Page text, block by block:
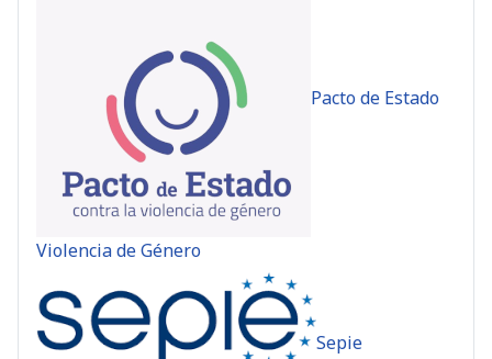
Pacto de Estado
Violencia de Género
Sepie